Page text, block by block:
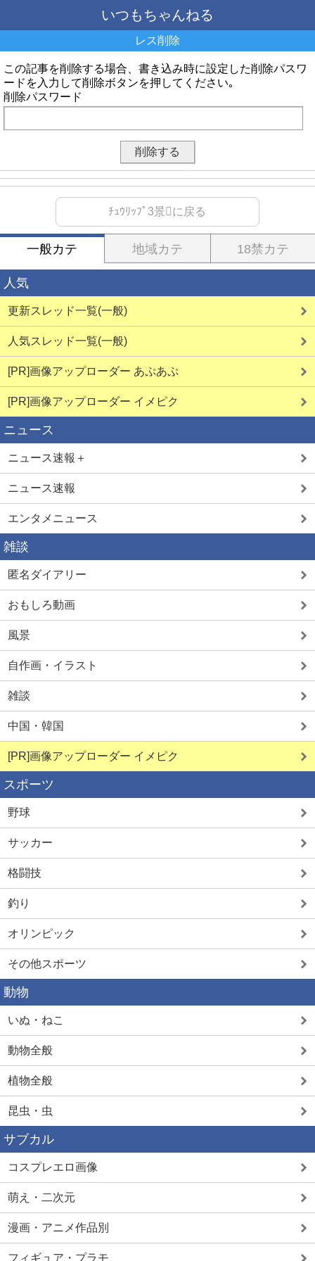
いつもちゃんねる
レス削除
この記事を削除する場合、書き込み時に設定した削除パスワ
ードを入力して削除ボタンを押してください｡
削除パスワード
ﾁｭｳﾘｯﾌﾟ3景に戻る
一般カテ 地域カテ 18禁カテ
人気
更新スレッド一覧(一般)
人気スレッド一覧(一般)
[PR]画像アップローダー あぷあぷ
[PR]画像アップローダー イメピク
ニュース
ニュース速報＋
ニュース速報
エンタメニュース
雑談
匿名ダイアリー
おもしろ動画
風景
自作画・イラスト
雑談
中国・韓国
[PR]画像アップローダー イメピク
スポーツ
野球
サッカー
格闘技
釣り
オリンピック
その他スポーツ
動物
いぬ・ねこ
動物全般
植物全般
昆虫・虫
サブカル
コスプレエロ画像
萌え・二次元
漫画・アニメ作品別
フィギュア・プラモ